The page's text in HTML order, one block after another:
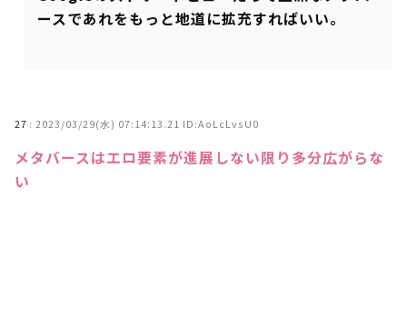
ースであれをもっと地道に拡充すればいい。
27 : 2023/03/29(水) 07:14:13.21 ID:AoLcLvsU0
メタバースはエロ要素が進展しない限り多分広がらな
い